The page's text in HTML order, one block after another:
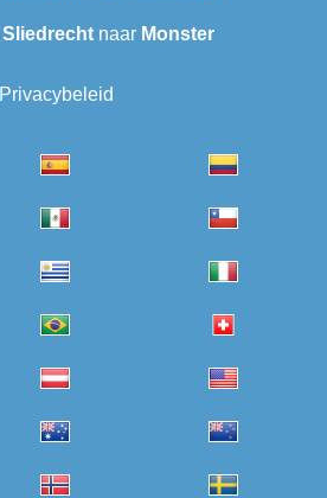
Sliedrechtnaar Monster
Privacybeleid